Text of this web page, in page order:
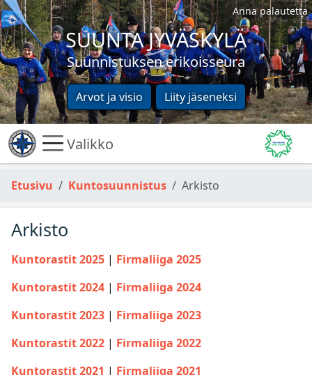
SUUNTA JYVÄSKYLÄ
Suunnistuksen erikoisseura
Arvot ja visio Liity jäseneksi
Anna palautetta
Valikko
Etusivu Kuntosuunnistus Arkisto
Arkisto
Kuntorastit 2025 | Firmaliiga 2025
Kuntorastit 2024 | Firmaliiga 2024
Kuntorastit 2023 | Firmaliiga 2023
Kuntorastit 2022 | Firmaliiga 2022
Kuntorastit 2021 | Firmaliiga 2021